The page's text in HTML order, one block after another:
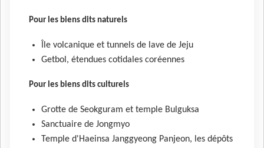
Pour les biens dits naturels
Île volcanique et tunnels de lave de Jeju
Getbol, étendues cotidales coréennes
Pour les biens dits culturels
Grotte de Seokguram et temple Bulguksa
Sanctuaire de Jongmyo
Temple d'Haeinsa Janggyeong Panjeon, les dépôts